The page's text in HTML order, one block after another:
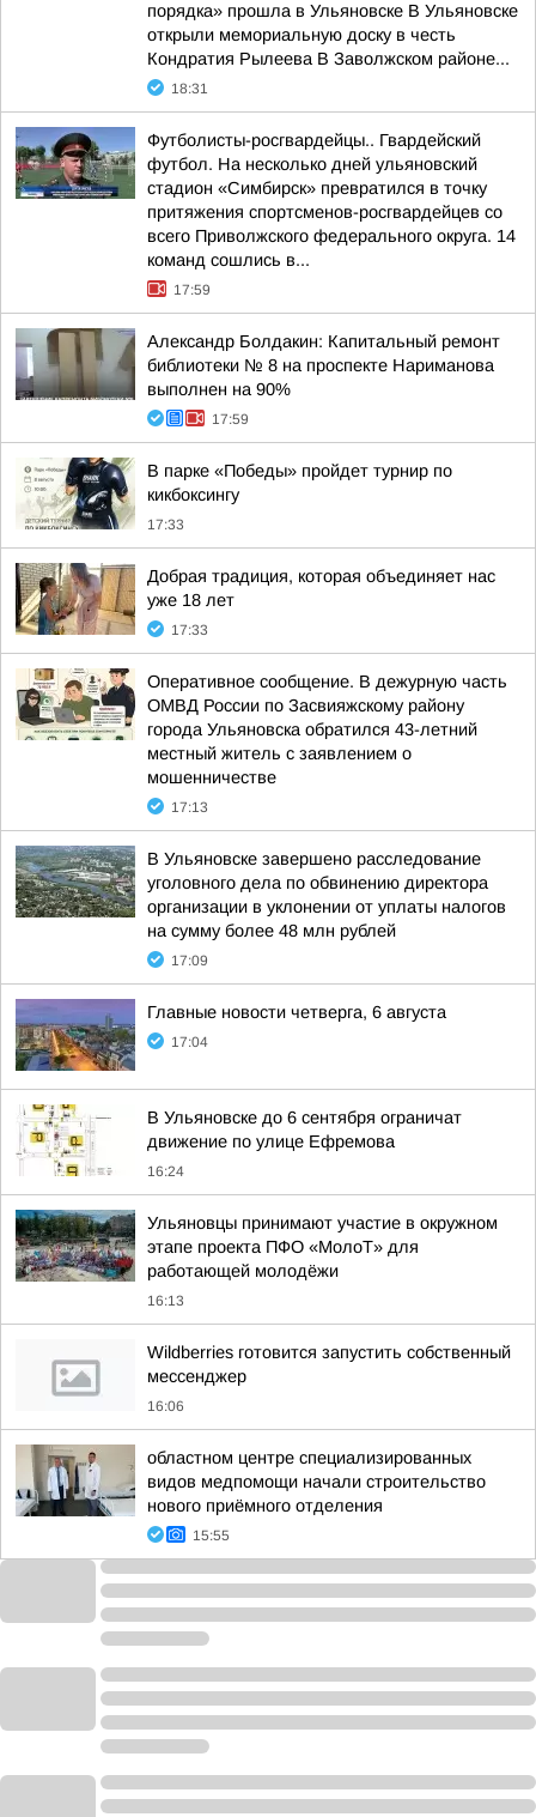
порядка» прошла в Ульяновске В Ульяновске
открыли мемориальную доску в честь
Кондратия Рылеева В Заволжском районе...
18:31
Футболисты-росгвардейцы.. Гвардейский
футбол. На несколько дней ульяновский
стадион «Симбирск» превратился в точку
притяжения спортсменов-росгвардейцев со
всего Приволжского федерального округа. 14
команд сошлись в...
17:59
Александр Болдакин: Капитальный ремонт
библиотеки № 8 на проспекте Нариманова
выполнен на 90%
17:59
В парке «Победы» пройдет турнир по
кикбоксингу
17:33
Добрая традиция, которая объединяет нас
уже 18 лет
17:33
Оперативное сообщение. В дежурную часть
ОМВД России по Засвияжскому району
города Ульяновска обратился 43-летний
местный житель с заявлением о
мошенничестве
17:13
В Ульяновске завершено расследование
уголовного дела по обвинению директора
организации в уклонении от уплаты налогов
на сумму более 48 млн рублей
17:09
Главные новости четверга, 6 августа
17:04
В Ульяновске до 6 сентября ограничат
движение по улице Ефремова
16:24
Ульяновцы принимают участие в окружном
этапе проекта ПФО «МолоТ» для
работающей молодёжи
16:13
Wildberries готовится запустить собственный
мессенджер
16:06
областном центре специализированных
видов медпомощи начали строительство
нового приёмного отделения
15:55